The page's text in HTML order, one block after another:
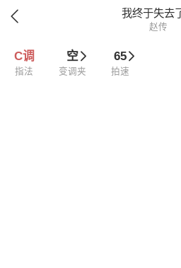
 我终于失去
赵传
C调
指法
空
变调夹
65
拍速